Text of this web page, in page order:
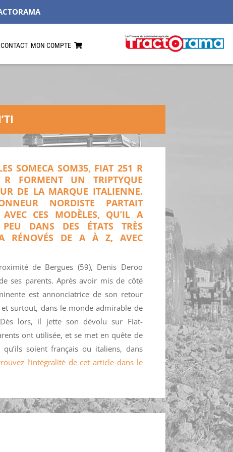
CONTACT MON COMPTE
SOMECA SOM35, FIAT 251 R
FORMENT UN TRIPTYQUE
DE LA MARQUE ITALIENNE.
NORDISTE PARTAIT
CES MODÈLES, QU’IL A
DANS DES ÉTATS TRÈS
RÉNOVÉS DE A À Z, AVEC
de Bergues (59), Denis Deroo
ses parents. Après avoir mis de côté
est annonciatrice de son retour
surtout, dans le monde admirable de
lors, il jette son dévolu sur Fiat-
ont utilisée, et se met en quête de
soient français ou italiens, dans
l’intégralité de cet article dans le